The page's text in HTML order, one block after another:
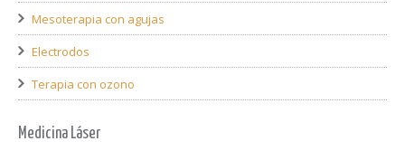
Mesoterapia con agujas
Electrodos
Terapia con ozono
Medicina Láser